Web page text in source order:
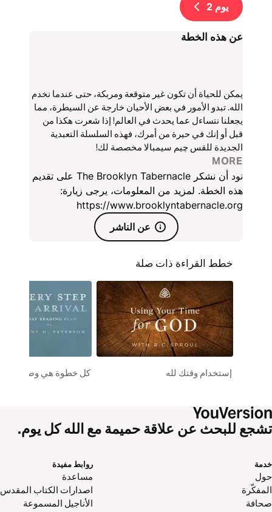
يوم 2
عن هذه الخطة
يمكن للحياة أن تكون غير متوقعة ومربكة، حتى عندما نخدم
الله. تبدو الأمور في بعض الأحيان خارجة عن السيطرة، مما
يجعلنا نتساءل عما يحدث في العالم! إذا شعرت هكذا من
قبل أو إنك في حيرة من أمرك، فهذه السلسلة التعبدية
الجديدة للقس چيم سيمبالا مخصصة لك!
MORE
نود أن نشكر The Brooklyn Tabernacle على تقديم
هذه الخطة. لمزيد من المعلومات، يرجى زيارة:
https://www.brooklyntabernacle.org
عن الناشر
خطط القراءة ذات صلة
إستخدام وقتك لله كل خطوة هي وصول
تشجع للبحث عن علاقة حميمة مع الله كل يوم.
خدمة
حول‌
المفكّرة
صحافة
روابط مفيدة
مساعدة
اصدارات الكتاب المقدس
الأناجيل المسموعة